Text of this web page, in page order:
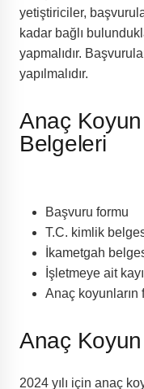
yetiştiriciler,
kadar bağlı
yapmalıdır.
yapılmalıdır.
Anaç
Belgeleri
Başvuru formu
T.C. kimlik
İkametgah
İşletmeye ait
Anaç koyunların
Anaç
2024 yılı için anaç